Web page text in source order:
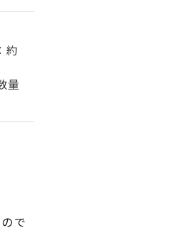
約
量
で